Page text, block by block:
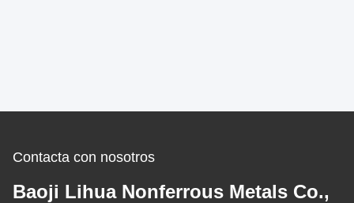
Contacta con nosotros
Baoji Lihua Nonferrous Metals Co.,